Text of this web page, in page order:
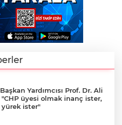
Yardımcısı Prof. Dr. Ali
"CHP üyesi olmak inanç ister,
ister"